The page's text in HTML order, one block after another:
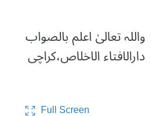
واللہ تعالیٰ اعلم بالصواب
دارالافتاء الاخلاص،کراچی
Full Screen